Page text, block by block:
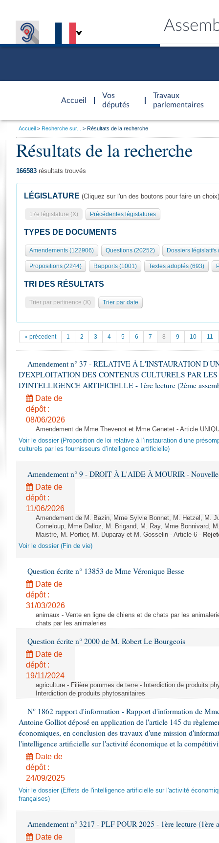
Accueil
d'accueil
Vos
députés
Travaux
parlementaires
Présidence
577 députés
Groupes politiques
Séance publique
Commissions et autres organes
Europe et International
Pétitions
Projets de loi
Propositions de loi
Amendements
Textes adoptés
Rapports d'information
Rapports d'enquête
Rapports législatifs
Baromètre de l’application des lois
Dossiers législatifs
Budget et sécurité sociale
Questions écrites et orales
Comptes rendus des débats
Général
Rôle et pouvoirs de l'Assemblée
Organisation de l'Assemblée
Présidence Conférence des Présidents Bureau Collège des
Statistiques et chiffres clés
Documents de référence
( Constitution | Règlement de l'Assemblée ... )
Juniors
Anciennes législatures
Liens vers les sites publics
Visiter l'Assemblée
Visite virtuelle du palais Bourbon
Assister à une séance
La Bibliothèque
Contacts et plan d'accès
Photos libres de droit
Vous
Accueil Recherche sur... Résultats de la recherche
Résultats de la recherche
166583 résultats trouvés
LÉGISLATURE (Cliquez sur l'un des boutons pour faire un choix)
17e législature (X) Précédentes législatures
TYPES DE DOCUMENTS
Amendements (122906) Questions (20252) Dossiers législatifs
Propositions (2244) Rapports (1001) Textes adoptés (693)
TRI DES RÉSULTATS
Trier par pertinence (X) Trier par date
« précedent 1 2 3 4 5 6 7 8 9 10 11
Amendement n° 37 - RELATIVE À L'INSTAURATION
D'EXPLOITATION DES CONTENUS CULTURELS PAR LES
D'INTELLIGENCE ARTIFICIELLE - 1ère lecture (2ème
Date de
dépôt :
08/06/2026
Amendement de Mme Thevenot et Mme Genetet - Article
Voir le dossier (Proposition de loi relative à l’instauration d’une
culturels par les fournisseurs d’intelligence artificielle)
Amendement n° 9 - DROIT À L'AIDE À MOURIR -
Date de
dépôt :
11/06/2026
Amendement de M. Bazin, Mme Sylvie Bonnet, M. Hetzel, M.
Corneloup, Mme Dalloz, M. Brigand, M. Ray, Mme Bonnivard,
Maistre, M. Portier, M. Duparay et M. Gosselin - Article 6 -
Voir le dossier (Fin de vie)
Question écrite n° 13853 de Mme Véronique Besse
Date de
dépôt :
31/03/2026
animaux - Vente en ligne de chiens et de chats par les
chats par les animaleries
Question écrite n° 2000 de M. Robert Le Bourgeois
Date de
dépôt :
19/11/2024
agriculture - Filière pommes de terre - Interdiction de produits
Interdiction de produits phytosanitaires
N° 1862 rapport d'information - Rapport d'information de
Antoine Golliot déposé en application de l'article 145 du
économiques, en conclusion des travaux d'une mission
l'intelligence artificielle sur l'activité économique et la
Date de
dépôt :
24/09/2025
Voir le dossier (Effets de l'intelligence artificielle sur l'activité
françaises)
Amendement n° 3217 - PLF POUR 2025 - 1ère lecture (1ère
Date de